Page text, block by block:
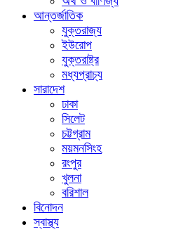
আন্তর্জাতিক
যুক্তরাজ্য
ইউরোপ
যুক্তরাষ্ট্র
মধ্যপ্রাচ্য
সারাদেশ
ঢাকা
সিলেট
চট্টগ্রাম
ময়মনসিংহ
রংপুর
খুলনা
বরিশাল
বিনোদন
স্বাস্থ্য